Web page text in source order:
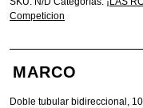
Competicion
MARCO
Doble tubular bidireccional,